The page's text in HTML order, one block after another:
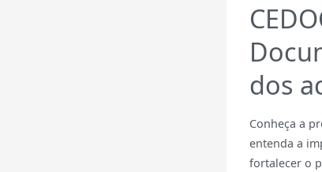
dos
Conheça a
entenda a
fortalecer o